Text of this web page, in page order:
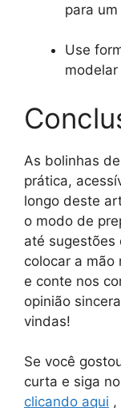
para
Use
As bolinhas
prática,
longo deste
o modo de
até sugestões
colocar a mão
e conte nos
opinião
vindas!
Se você
curta e siga
clicando aqui ,